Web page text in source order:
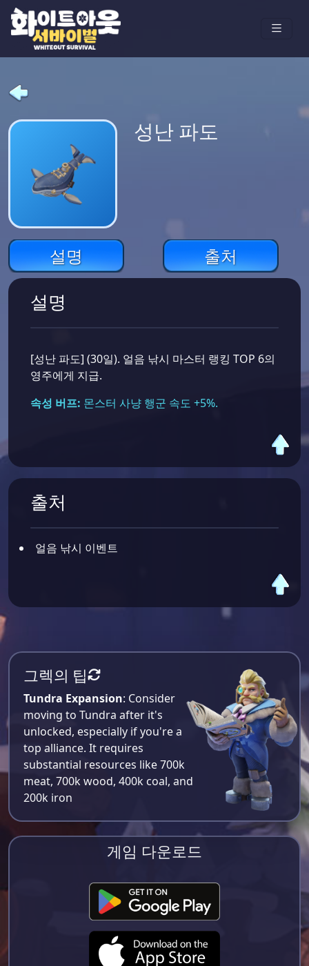
성난 파도
설명 출처
설명
[성난 파도] (30일). 얼음 낚시 마스터 랭킹 TOP 6의
영주에게 지급.
속성 버프: 몬스터 사냥 행군 속도 +5%.
출처
얼음 낚시 이벤트
그렉의 팁
Tundra Expansion: Consider
moving to Tundra after it's
unlocked, especially if you're a
top alliance. It requires
substantial resources like 700k
meat, 700k wood, 400k coal, and
200k iron​
게임 다운로드